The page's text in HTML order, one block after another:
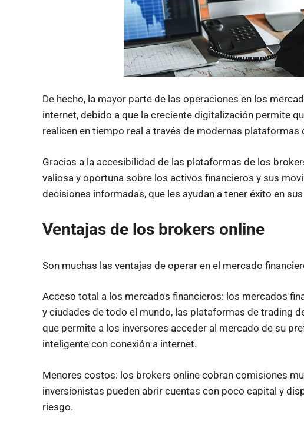
De hecho, la mayor parte de las operaciones en los
internet, debido a que la creciente digitalización permite
realicen en tiempo real a través de modernas plataformas
Gracias a la accesibilidad de las plataformas de los
valiosa y oportuna sobre los activos financieros y sus
decisiones informadas, que les ayudan a tener éxito en
Ventajas de los brokers online
Son muchas las ventajas de operar en el mercado
Acceso total a los mercados financieros: los mercados
y ciudades de todo el mundo, las plataformas de trading
que permite a los inversores acceder al mercado de su
inteligente con conexión a internet.
Menores costos: los brokers online cobran comisiones
inversionistas pueden abrir cuentas con poco capital y
riesgo.